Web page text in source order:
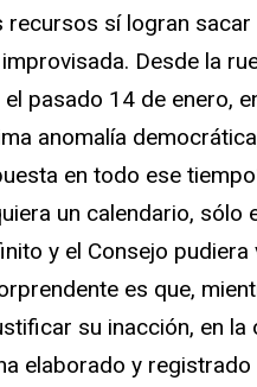
recursos sí logran
Desde la
el pasado 14 de enero,
anomalía
en todo ese
un calendario, sólo
y el Consejo
es que,
su inacción, en
elaborado y